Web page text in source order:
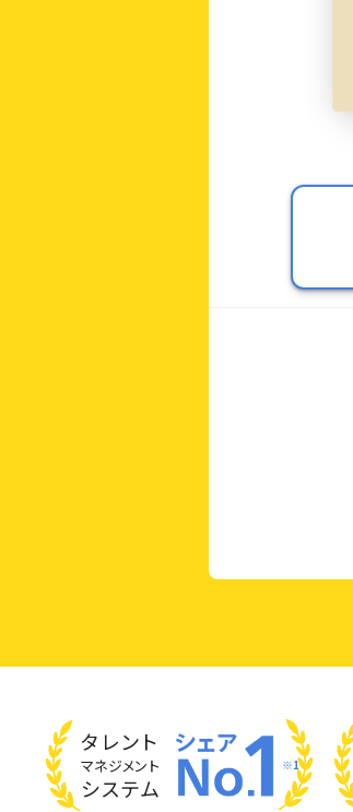
タレント
マネジメント
システム
※1